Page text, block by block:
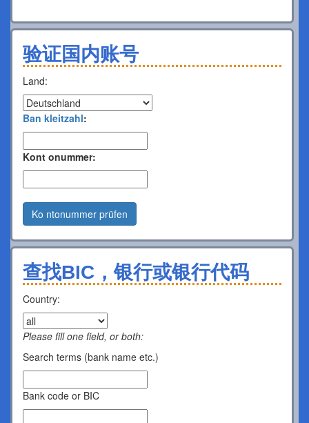
验证国内账号
Land:
Ban kleitzahl:
Kont onummer:
Ko ntonummer prüfen
查找BIC，银行或银行代码
Country:
Please fill one field, or both:
Search terms (bank name etc.)
Bank code or BIC